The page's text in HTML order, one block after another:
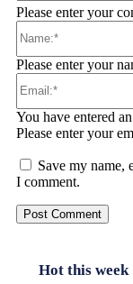
Please enter your
Please enter your
You have entered
Please enter your
Save my name,
I comment.
Hot this week